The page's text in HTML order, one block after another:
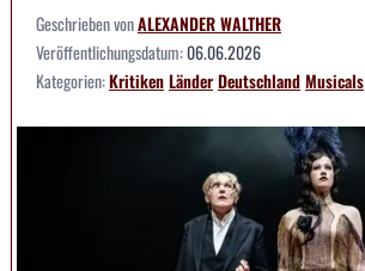
Geschrieben vonALEXANDER WALTHER
Veröffentlichungsdatum:06.06.2026
Kategorien:KritikenLänderDeutschlandMusicals